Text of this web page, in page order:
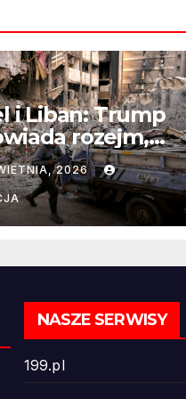
i Liban: Trump
rozejm,
wojny
odległa
2026
NASZE SERWISY
199.pl